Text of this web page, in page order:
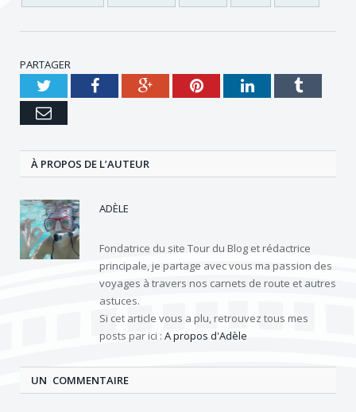
PARTAGER
TwitterFacebookGoogle+PinterestLinkedInTumblr
e-
À PROPOS DE L’AUTEUR
ADÈLE
Fondatrice du site Tour du Blog et rédactrice
principale, je partage avec vous ma passion des
voyages à travers nos carnets de route et autres
astuces.
Si cet article vous a plu, retrouvez tous mes
posts par ici : A propos d'Adèle
UN COMMENTAIRE